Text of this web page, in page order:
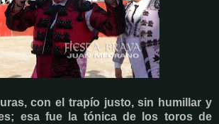
con el trapío justo, sin humillar y
esa fue la tónica de los toros de